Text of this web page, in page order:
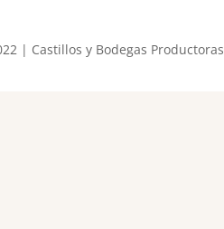
| Castillos y Bodegas Productoras